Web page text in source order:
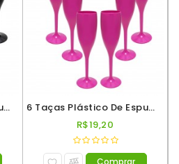
6 Taças Plástico De Espumante Roder 180ml Preto
6 Taças Plástico De Espumante Roder 180ml Rosa Pink
R$19,20
Comprar